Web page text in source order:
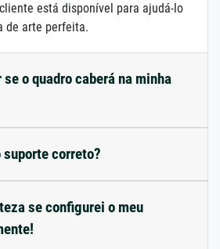
está disponível para ajudá-lo
de arte perfeita.
o quadro caberá na minha
suporte correto?
se configurei o meu